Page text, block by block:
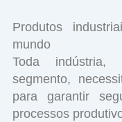
Produtos
mundo
Toda indústria,
segmento,
para garantir
processos